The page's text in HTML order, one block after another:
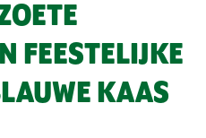
FEESTELIJKE
KAAS